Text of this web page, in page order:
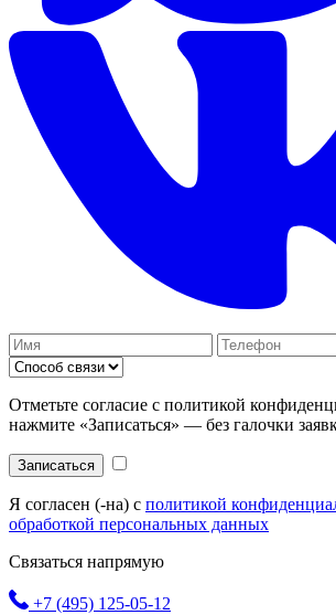
Отметьте согласие с политикой
нажмите «Записаться» — без галочки
Записаться
Я согласен (-на) с политикой
обработкой персональных данных
Связаться напрямую
+7 (495) 125-05-12